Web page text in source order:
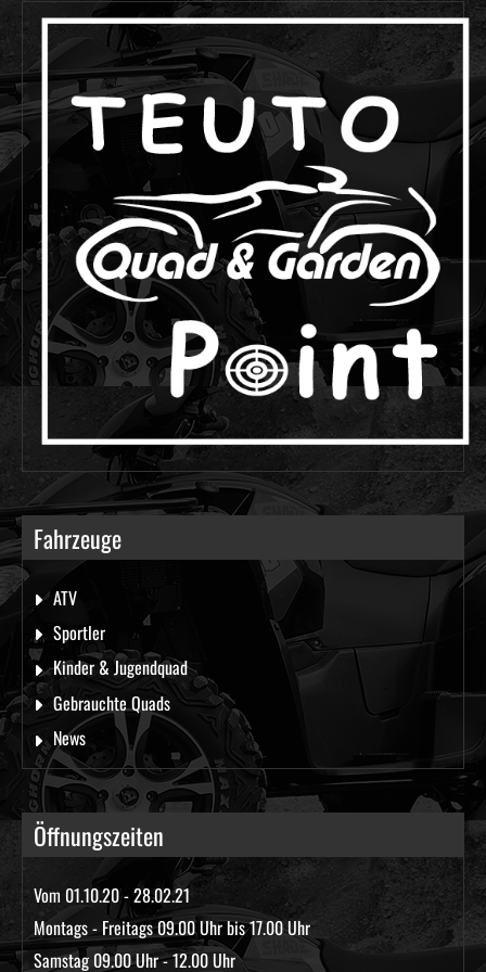
Fahrzeuge
ATV
Sportler
Kinder & Jugendquad
Gebrauchte Quads
News
Öffnungszeiten
Vom 01.10.20 - 28.02.21
Montags - Freitags 09.00 Uhr bis 17.00 Uhr
Samstag 09.00 Uhr - 12.00 Uhr